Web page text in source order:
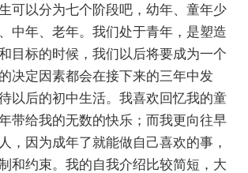
可以分为七个阶段吧，幼年、童年少
中年、老年。我们处于青年，是塑造
目标的时候，我们以后将要成为一个
决定因素都会在接下来的三年中发
以后的初中生活。我喜欢回忆我的童
带给我的无数的快乐；而我更向往早
，因为成年了就能做自己喜欢的事，
和约束。我的自我介绍比较简短，大